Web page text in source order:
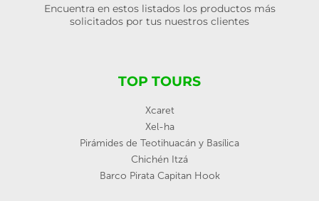
Encuentra en estos listados los productos más
solicitados por tus nuestros clientes
TOP TOURS
Xcaret
Xel-ha
Pirámides de Teotihuacán y Basílica
Chichén Itzá
Barco Pirata Capitan Hook